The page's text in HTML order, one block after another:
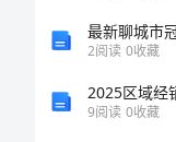
2阅读 0收藏
9阅读 0收藏